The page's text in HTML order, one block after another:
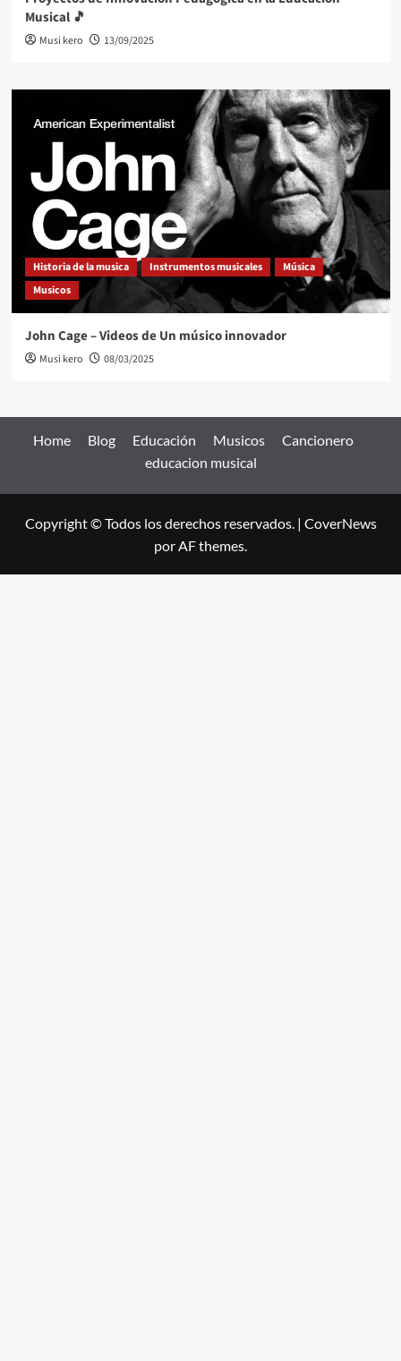
Musical 🎵
Musi kero 13/09/2025
Historia de la musica Instrumentos musicales
Música
Musicos
John Cage – Videos de Un músico innovador
Musi kero 08/03/2025
Home Blog Educación Musicos
Cancionero
educacion musical
Copyright © Todos los derechos reservados. | CoverNews
por AF themes.